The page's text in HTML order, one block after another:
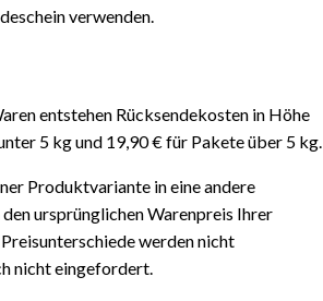
verwenden.
entstehen Rücksendekosten in Höhe
5 kg und 19,90 € für Pakete über 5 kg.
Produktvariante in eine andere
ursprünglichen Warenpreis Ihrer
werden nicht
nicht eingefordert.